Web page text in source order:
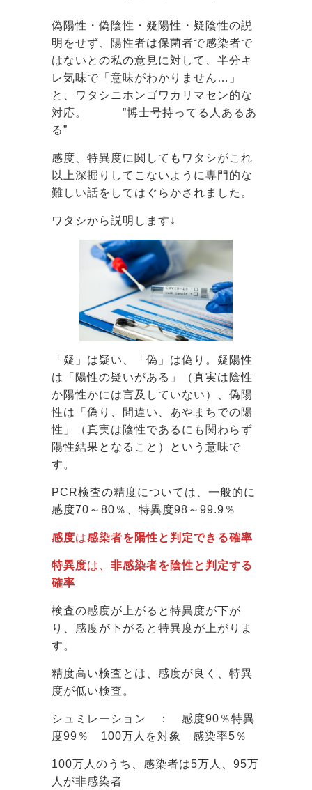
偽陽性・偽陰性・疑陽性・疑陰性の説
明をせず、陽性者は保菌者で感染者で
はないとの私の意見に対して、半分キ
レ気味で「意味がわかりません…」
と、ワタシニホンゴワカリマセン的な
対応。 ”博士号持ってる人あるあ
る”
感度、特異度に関してもワタシがこれ
以上深掘りしてこないように専門的な
難しい話をしてはぐらかされました。
ワタシから説明します↓
「疑」は疑い、「偽」は偽り。疑陽性
は「陽性の疑いがある」（真実は陰性
か陽性かには言及していない）、偽陽
性は「偽り、間違い、あやまちでの陽
性」（真実は陰性であるにも関わらず
陽性結果となること）という意味で
す。
PCR検査の精度については、一般的に
感度70～80％、特異度98～99.9％
感度は感染者を陽性と判定できる確率
特異度は、 非感染者を陰性と判定する
確率
検査の感度が上がると特異度が下が
り、感度が下がると特異度が上がりま
す。
精度高い検査とは、感度が良く、特異
度が低い検査。
シュミレーション ： 感度90％特異
度99％ 100万人を対象 感染率5％
100万人のうち、感染者は5万人、95万
人が非感染者